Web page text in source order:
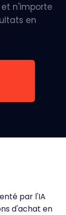
n'importe
en
par l'IA
d'achat en